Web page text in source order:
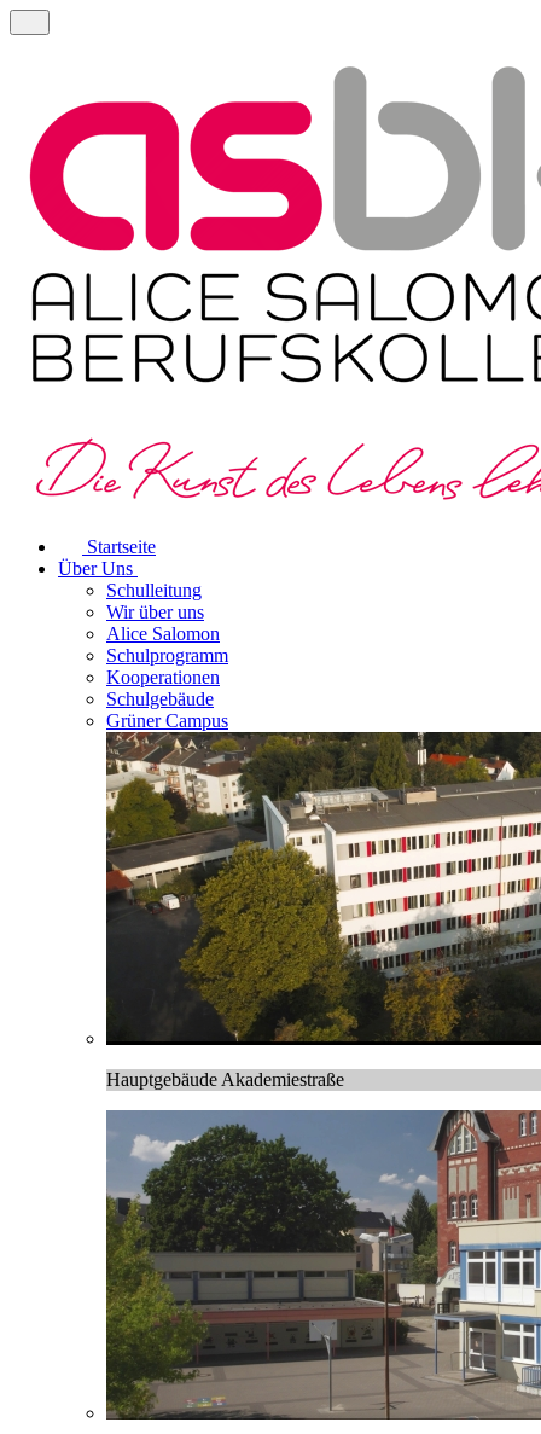
Startseite
Über Uns
Schulleitung
Wir über uns
Alice Salomon
Schulprogramm
Kooperationen
Schulgebäude
Grüner Campus
Hauptgebäude Akademiestraße